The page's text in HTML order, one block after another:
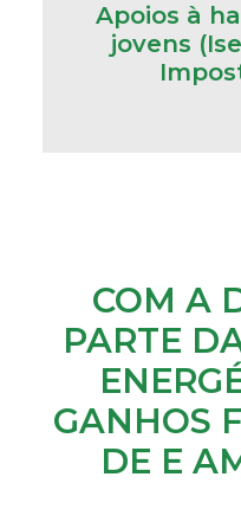
Apoios à
jovens
COM A
PARTE
GANHOS
DE E